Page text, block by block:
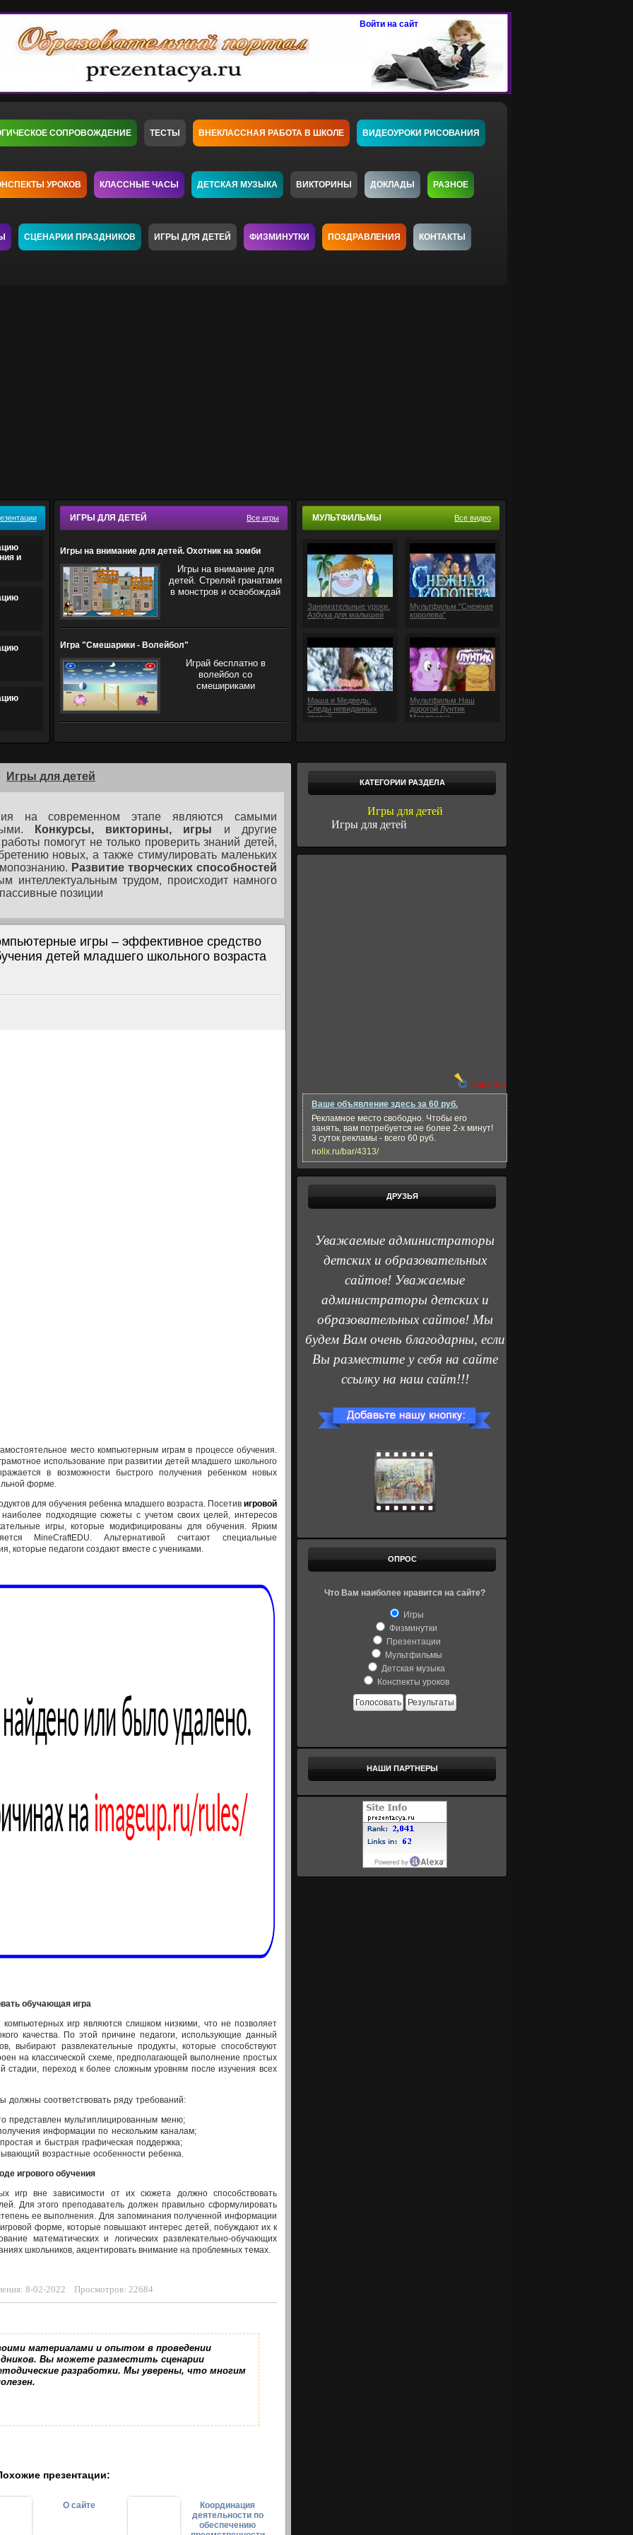
Войти на сайт
СОПРОВОЖДЕНИЕ ТЕСТЫ ВНЕКЛАССНАЯ РАБОТА В ШКОЛЕ ВИДЕОУРОКИ РИСОВАНИЯ
УРОКОВ КЛАССНЫЕ ЧАСЫ ДЕТСКАЯ МУЗЫКА ВИКТОРИНЫ ДОКЛАДЫ РАЗНОЕ
СЦЕНАРИИ ПРАЗДНИКОВ ИГРЫ ДЛЯ ДЕТЕЙ ФИЗМИНУТКИ ПОЗДРАВЛЕНИЯ КОНТАКТЫ
и
ИГРЫ ДЛЯ ДЕТЕЙ Все игры
Игры на внимание для детей. Охотник на зомби
Игры на внимание для
детей. Стреляй гранатами
в монстров и освобождай
Игра "Смешарики - Волейбол"
Играй бесплатно в
волейбол со
смешириками
МУЛЬТФИЛЬМЫ Все видео
Занимательные уроки.
Азбука для малышей
Мультфильм "Снежная
королева"
Маша и Медведь:
Следы невиданных
зверей
Мультфильм Наш
дорогой Лунтик
Масленица
Игры для детей
на современном этапе являются самыми
Конкурсы, викторины, игры и другие
помогут не только проверить знаний детей,
новых, а также стимулировать маленьких
Развитие творческих способностей
интеллектуальным трудом, происходит намного
позиции
игры – эффективное средство
детей младшего школьного возраста
место компьютерным играм в процессе обучения.
использование при развитии детей младшего школьного
в возможности быстрого получения ребенком новых
форме.
для обучения ребенка младшего возраста. Посетив игровой
подходящие сюжеты с учетом своих целей, интересов
игры, которые модифицированы для обучения. Ярким
MineCraftEDU. Альтернативой считают специальные
которые педагоги создают вместе с учениками.
обучающая игра
игр являются слишком низкими, что не позволяет
качества. По этой причине педагоги, использующие данный
выбирают развлекательные продукты, которые способствуют
на классической схеме, предполагающей выполнение простых
переход к более сложным уровням после изучения всех
соответствовать ряду требований:
представлен мультиплицированным меню;
информации по нескольким каналам;
и быстрая графическая поддержка;
возрастные особенности ребенка.
игрового обучения
игр вне зависимости от их сюжета должно способствовать
Для этого преподаватель должен правильно сформулировать
ее выполнения. Для запоминания полученной информации
игровой форме, которые повышают интерес детей, побуждают их к
математических и логических развлекательно-обучающих
школьников, акцентировать внимание на проблемных темах.
8-02-2022 Просмотров: 22684
материалами и опытом в проведении
Вы можете разместить сценарии
разработки. Мы уверены, что многим
презентации:
О сайте
Координация
деятельности по
обеспечению
КАТЕГОРИИ РАЗДЕЛА
Игры для детей
Игры для детей
Nolix Bar
Ваше объявление здесь за 60 руб.
Рекламное место свободно. Чтобы его
занять, вам потребуется не более 2-х минут!
3 суток рекламы - всего 60 руб.
nolix.ru/bar/4313/
ДРУЗЬЯ
Уважаемые администраторы
детских и образовательных
сайтов! Уважаемые
администраторы детских и
образовательных сайтов! Мы
будем Вам очень благодарны, если
Вы разместите у себя на сайте
ссылку на наш сайт!!!
ОПРОС
Что Вам наиболее нравится на сайте?
Игры
Физминутки
Презентации
Мультфильмы
Детская музыка
Конспекты уроков
Голосовать Результаты
НАШИ ПАРТНЕРЫ